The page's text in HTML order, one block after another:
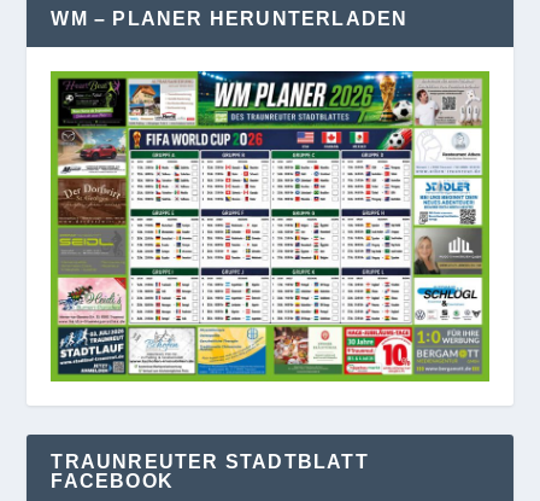
WM – PLANER HERUNTERLADEN
TRAUNREUTER STADTBLATT
FACEBOOK